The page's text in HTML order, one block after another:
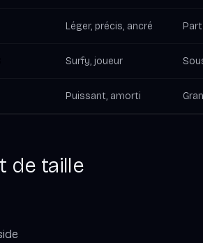
Léger, précis, ancré
Surfy, joueur
Puissant, amorti
de taille